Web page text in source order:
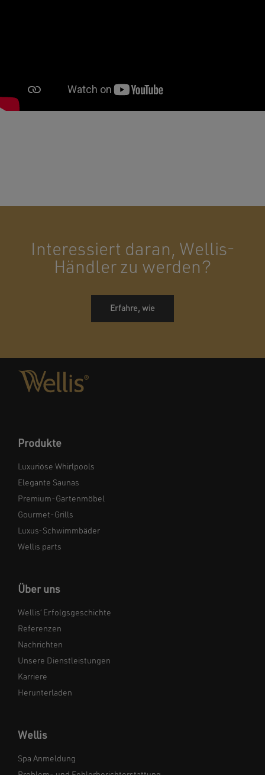
Interessiert daran, Wellis-
Händler zu werden?
Erfahre, wie
Produkte
Luxuriöse Whirlpools
Elegante Saunas
Premium-Gartenmöbel
Gourmet-Grills
Luxus-Schwimmbäder
Wellis parts
Über uns
Wellis‘ Erfolgsgeschichte
Referenzen
Nachrichten
Unsere Dienstleistungen
Karriere
Herunterladen
Wellis
Spa Anmeldung